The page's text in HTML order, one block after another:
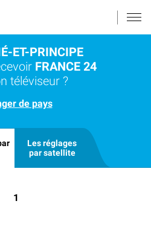
ET-PRINCIPE
FRANCE 24
téléviseur ?
de pays
Les réglages
par satellite
1